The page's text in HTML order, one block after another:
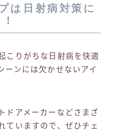
は日射病対策に
こりがちな日射病を快適
ーンには欠かせないアイ
ドアメーカーなどさまざ
ていますので、ぜひチェ